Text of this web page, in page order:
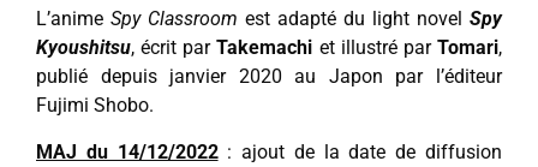
L’anime Spy Classroom est adapté du light novel Spy
Kyoushitsu, écrit parTakemachi et illustré parTomari,
publié depuis janvier 2020 au Japon par l’éditeur
Fujimi Shobo.
MAJ du 14/12/2022: ajout de la date de diffusion